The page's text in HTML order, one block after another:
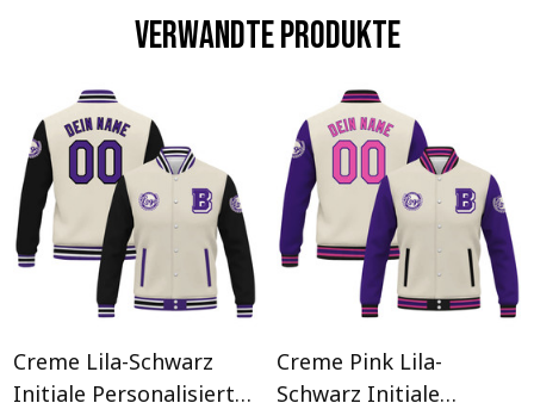
Verwandte Produkte
Creme Lila-Schwarz
Initiale Personalisiertes
Creme Pink Lila-
Schwarz Initiale